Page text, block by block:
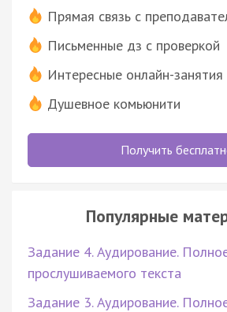
Прямая связь с
Письменные дз с проверкой
Интересные онлайн-занятия
Душевное комьюнити
Получить
Популярные
Задание 4. Аудирование.
прослушиваемого текста
Задание 3. Аудирование.